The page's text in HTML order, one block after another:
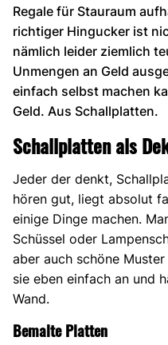
Regale für Stauraum
richtiger Hingucker ist
nämlich leider ziemlich
Unmengen an Geld
einfach selbst machen
Geld. Aus Schallplatten.
Schallplatten als
Jeder der denkt,
hören gut, liegt absolut
einige Dinge machen.
Schüssel oder
aber auch schöne
sie eben einfach an und
Wand.
Bemalte Platten